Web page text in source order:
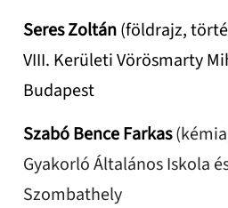
Seres Zoltán(földrajz,
VIII. Kerületi Vörösmarty
Budapest
Szabó Bence Farkas
Gyakorló Általános Iskola
Szombathely